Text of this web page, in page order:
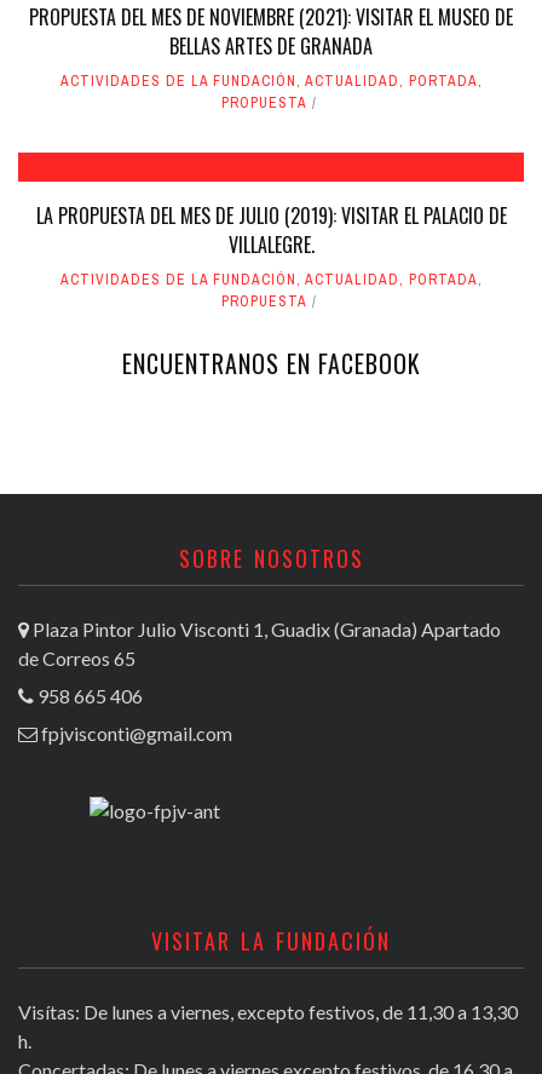
PROPUESTA DEL MES DE NOVIEMBRE (2021): VISITAR EL MUSEO DE
BELLAS ARTES DE GRANADA
ACTIVIDADES DE LA FUNDACIÓN, ACTUALIDAD, PORTADA,
PROPUESTA
LA PROPUESTA DEL MES DE JULIO (2019): VISITAR EL PALACIO DE
VILLALEGRE.
ACTIVIDADES DE LA FUNDACIÓN, ACTUALIDAD, PORTADA,
PROPUESTA
ENCUENTRANOS EN FACEBOOK
SOBRE NOSOTROS
Plaza Pintor Julio Visconti 1, Guadix (Granada) Apartado
de Correos 65
958 665 406
fpjvisconti@gmail.com
VISITAR LA FUNDACIÓN
Visítas: De lunes a viernes, excepto festivos, de 11,30 a 13,30
h.
Concertadas: De lunes a viernes excepto festivos, de 16,30 a